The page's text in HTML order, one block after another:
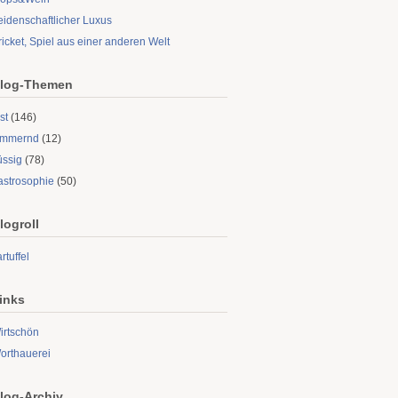
Luxus
Spiel aus einer anderen Welt
Themen
(146)
(12)
(78)
(50)